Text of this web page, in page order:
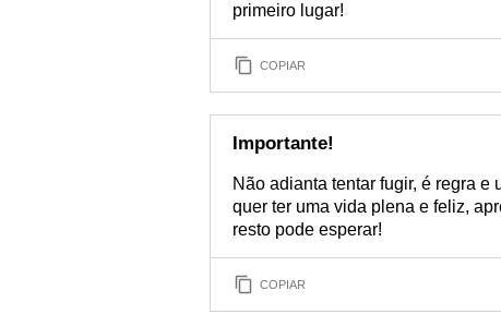
primeiro lugar!
COPIAR
Importante!
Não adianta tentar fugir, é regra
quer ter uma vida plena e feliz,
resto pode esperar!
COPIAR